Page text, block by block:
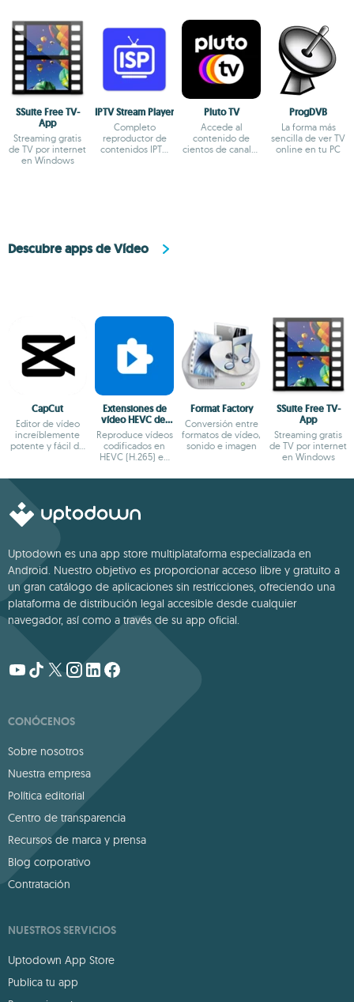
SSuite Free TV-
App
Streaming gratis
de TV por internet
en Windows
IPTV Stream Player
Completo
reproductor de
contenidos IPTV
Pluto TV
Accede al
contenido de
cientos de canales
ProgDVB
La forma más
sencilla de ver TV
online en tu PC
Descubre apps de Vídeo
CapCut
Editor de vídeo
increíblemente
potente y fácil de
Extensiones de
vídeo HEVC del
fabricante
Reproduce vídeos
codificados en
HEVC (H.265) en
Format Factory
Conversión entre
formatos de vídeo,
sonido e imagen
SSuite Free TV-
App
Streaming gratis
de TV por internet
en Windows
Uptodown es una app store multiplataforma especializada en
Android. Nuestro objetivo es proporcionar acceso libre y gratuito a
un gran catálogo de aplicaciones sin restricciones, ofreciendo una
plataforma de distribución legal accesible desde cualquier
navegador, así como a través de su app oficial.
CONÓCENOS
Sobre nosotros
Nuestra empresa
Política editorial
Centro de transparencia
Recursos de marca y prensa
Blog corporativo
Contratación
NUESTROS SERVICIOS
Uptodown App Store
Publica tu app